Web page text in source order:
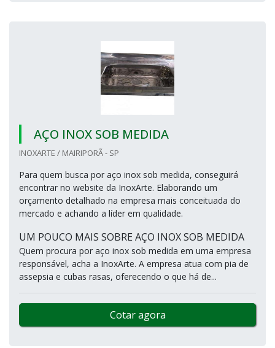
AÇO INOX SOB MEDIDA
INOXARTE / MAIRIPORÃ - SP
Para quem busca por aço inox sob medida, conseguirá
encontrar no website da InoxArte. Elaborando um
orçamento detalhado na empresa mais conceituada do
mercado e achando a líder em qualidade.
UM POUCO MAIS SOBRE AÇO INOX SOB MEDIDA
Quem procura por aço inox sob medida em uma empresa
responsável, acha a InoxArte. A empresa atua com pia de
assepsia e cubas rasas, oferecendo o que há de...
Cotar agora